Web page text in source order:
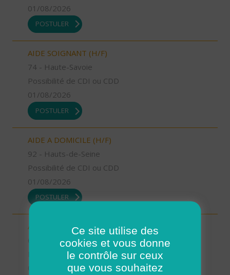
01/08/2026
POSTULER
AIDE SOIGNANT (H/F)
74 - Haute-Savoie
Possibilité de CDI ou CDD
01/08/2026
POSTULER
AIDE A DOMICILE (H/F)
92 - Hauts-de-Seine
Possibilité de CDI ou CDD
01/08/2026
POSTULER
AIDE A DOMICILE (H/F)
64 - Pyrénées-Atlantiques
Possibilité de CDI ou CDD
01/08/2026
Ce site utilise des
cookies et vous donne
le contrôle sur ceux
que vous souhaitez